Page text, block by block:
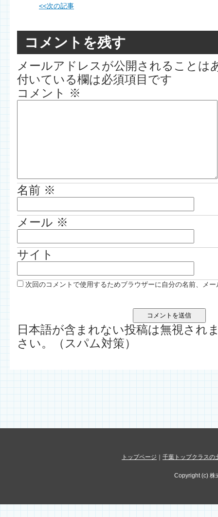
<<次の記事
コメントを残す
メールアドレスが公開されることは
付いている欄は必須項目です
コメント
※
名前 ※
メール ※
サイト
次回のコメントで使用するためブラウザーに自分の名前、メ
日本語が含まれない投稿は無視され
さい。（スパム対策）
トップページ 千葉トップクラスの
Copyright (c) 株